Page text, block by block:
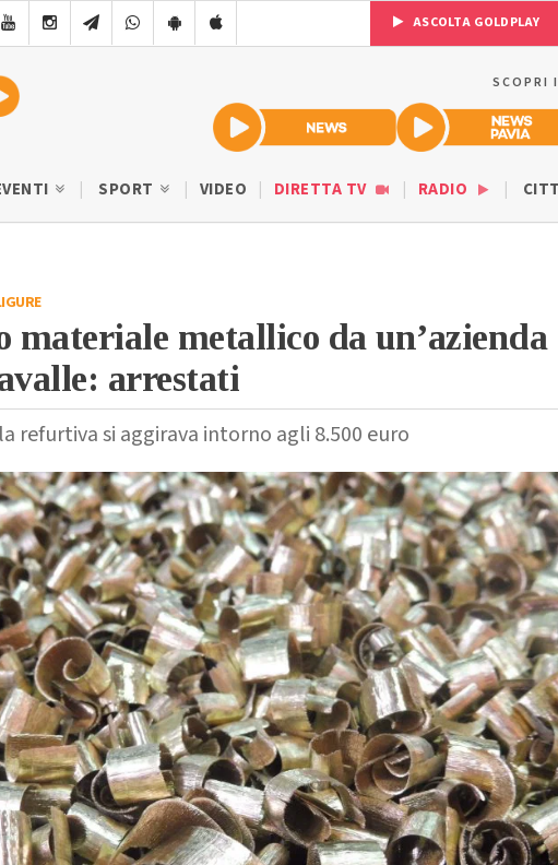
ASCOLTA GOLDPLAY
SCOPRI
SPORT VIDEO DIRETTA TV RADIO
materiale metallico da un’azienda
arrestati
refurtiva si aggirava intorno agli 8.500 euro